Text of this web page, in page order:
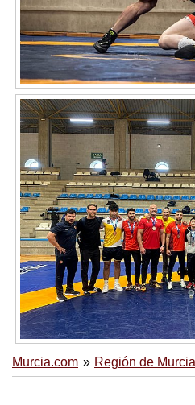
Murcia.com Región de Murcia